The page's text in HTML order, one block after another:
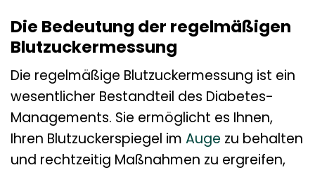
Die Bedeutung der regelmäßigen
Blutzuckermessung
Die regelmäßige Blutzuckermessung ist ein
wesentlicher Bestandteil des Diabetes-
Managements. Sie ermöglicht es Ihnen,
Ihren Blutzuckerspiegel im Auge zu behalten
und rechtzeitig Maßnahmen zu ergreifen,